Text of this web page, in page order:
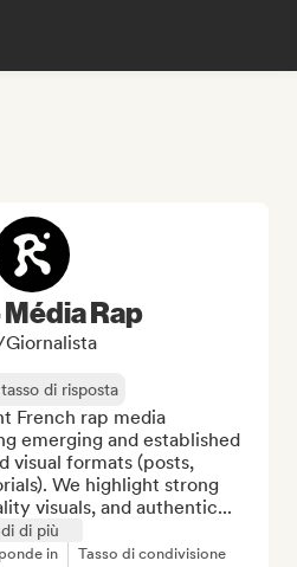
Média Rap
di risposta
French rap media
emerging and established
visual formats (posts,
We highlight strong
visuals, and authentic...
di più
in Tasso di condivisione